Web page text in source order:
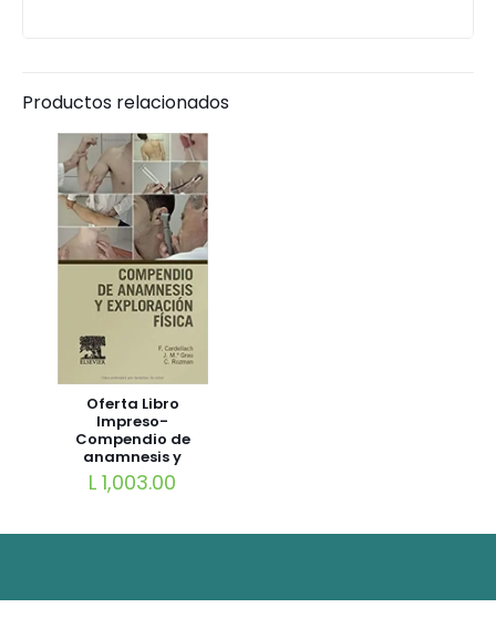
Productos relacionados
Oferta Libro
Impreso-
Compendio de
anamnesis y
exploración física
L 1,003.00